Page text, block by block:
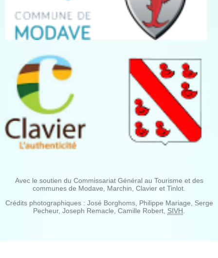
Avec le soutien du Commissariat Général au Tourisme et des
communes de Modave, Marchin, Clavier et Tinlot.
Crédits photographiques : José Borghoms, Philippe Mariage, Serge
Pecheur, Joseph Remacle, Camille Robert, SIVH